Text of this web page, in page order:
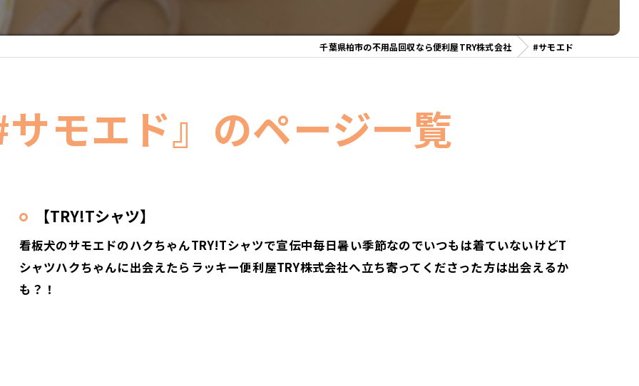
千葉県柏市の不用品回収なら便利屋TRY株式会社 #サモエド
モエド』のページ一覧
【TRY!Tシャツ】
看板犬のサモエドのハクちゃんTRY!Tシャツで宣伝中毎日暑い季節なのでいつもは着ていないけどT
シャツハクちゃんに出会えたらラッキー便利屋TRY株式会社へ立ち寄ってくださった方は出会えるか
も？！